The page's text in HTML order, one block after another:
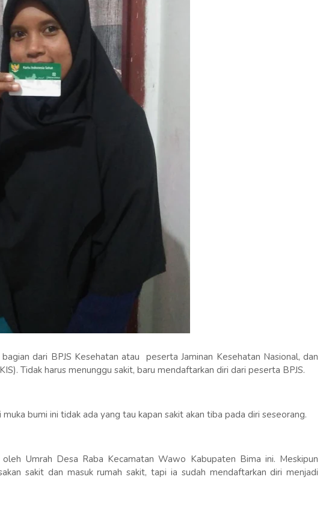
dari BPJS Kesehatan atau peserta Jaminan Kesehatan Nasional, dan
Tidak harus menunggu sakit, baru mendaftarkan diri dari peserta BPJS.
bumi ini tidak ada yang tau kapan sakit akan tiba pada diri seseorang.
Umrah Desa Raba Kecamatan Wawo Kabupaten Bima ini. Meskipun
sakit dan masuk rumah sakit, tapi ia sudah mendaftarkan diri menjadi